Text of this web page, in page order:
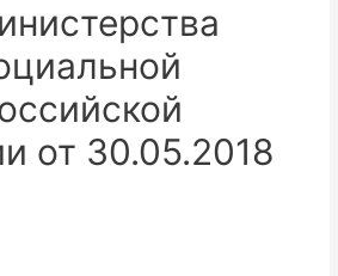
от 30.05.2018